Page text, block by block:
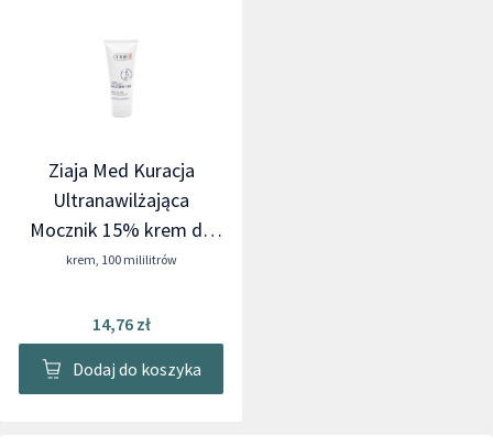
Ziaja Med Kuracja
Ultranawilżająca
Mocznik 15% krem do
stóp
krem, 100 mililitrów
14,76 zł
Dodaj do koszyka